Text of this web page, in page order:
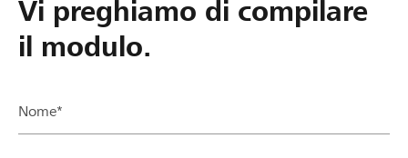
Vi preghiamo di compilare
il modulo.
Nome*